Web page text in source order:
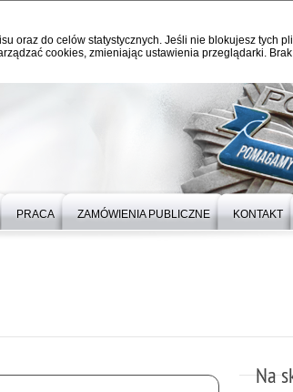
oraz do celów statystycznych. Jeśli nie blokujesz tych
cookies, zmieniając ustawienia przeglądarki.
PRACA ZAMÓWIENIA PUBLICZNE KONTAKT
Na